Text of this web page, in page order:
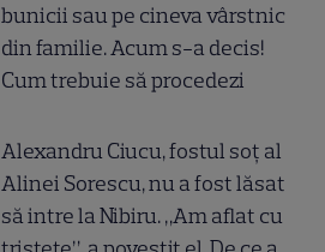
bunicii sau pe cineva vârstnic
din familie. Acum s-a decis!
Cum trebuie să procedezi
Alexandru Ciucu, fostul soț al
Alinei Sorescu, nu a fost lăsat
să intre la Nibiru. „Am aflat cu